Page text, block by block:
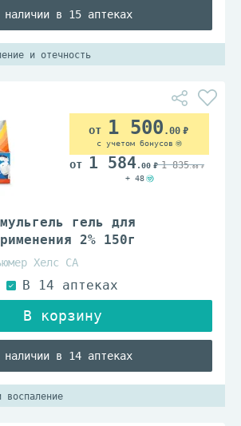
наличии в 15 аптеках
и отечность
гель для
2% 150г
Хелс СА
наличии в 14 аптеках
1 500 .00
с учетом бонусов
1 584.00 1 835.00
+ 48
воспаление